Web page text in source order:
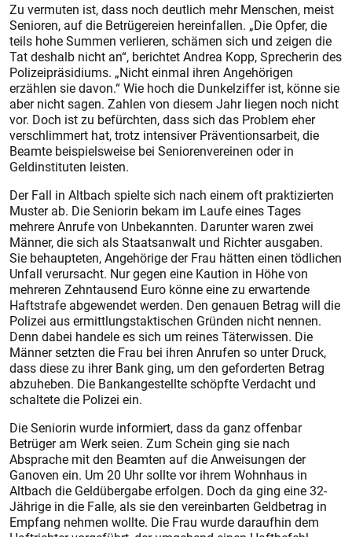
Zu vermuten ist, dass noch deutlich mehr Menschen, meist
Senioren, auf die Betrügereien hereinfallen. „Die Opfer, die
teils hohe Summen verlieren, schämen sich und zeigen die
Tat deshalb nicht an“, berichtet Andrea Kopp, Sprecherin des
Polizeipräsidiums. „Nicht einmal ihren Angehörigen
erzählen sie davon.“ Wie hoch die Dunkelziffer ist, könne sie
aber nicht sagen. Zahlen von diesem Jahr liegen noch nicht
vor. Doch ist zu befürchten, dass sich das Problem eher
verschlimmert hat, trotz intensiver Präventionsarbeit, die
Beamte beispielsweise bei Seniorenvereinen oder in
Geldinstituten leisten.
Der Fall in Altbach spielte sich nach einem oft praktizierten
Muster ab. Die Seniorin bekam im Laufe eines Tages
mehrere Anrufe von Unbekannten. Darunter waren zwei
Männer, die sich als Staatsanwalt und Richter ausgaben.
Sie behaupteten, Angehörige der Frau hätten einen tödlichen
Unfall verursacht. Nur gegen eine Kaution in Höhe von
mehreren Zehntausend Euro könne eine zu erwartende
Haftstrafe abgewendet werden. Den genauen Betrag will die
Polizei aus ermittlungstaktischen Gründen nicht nennen.
Denn dabei handele es sich um reines Täterwissen. Die
Männer setzten die Frau bei ihren Anrufen so unter Druck,
dass diese zu ihrer Bank ging, um den geforderten Betrag
abzuheben. Die Bankangestellte schöpfte Verdacht und
schaltete die Polizei ein.
Die Seniorin wurde informiert, dass da ganz offenbar
Betrüger am Werk seien. Zum Schein ging sie nach
Absprache mit den Beamten auf die Anweisungen der
Ganoven ein. Um 20 Uhr sollte vor ihrem Wohnhaus in
Altbach die Geldübergabe erfolgen. Doch da ging eine 32-
Jährige in die Falle, als sie den vereinbarten Geldbetrag in
Empfang nehmen wollte. Die Frau wurde daraufhin dem